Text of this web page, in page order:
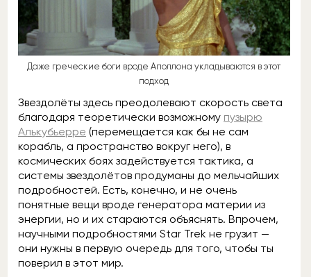
Даже греческие боги вроде Аполлона укладываются в этот
подход
Звездолёты здесь преодолевают скорость света
благодаря теоретически возможному пузырю
Алькубьерре (перемещается как бы не сам
корабль, а пространство вокруг него), в
космических боях задействуется тактика, а
системы звездолётов продуманы до мельчайших
подробностей. Есть, конечно, и не очень
понятные вещи вроде генератора материи из
энергии, но и их стараются объяснять. Впрочем,
научными подробностями Star Trek не грузит —
они нужны в первую очередь для того, чтобы ты
поверил в этот мир.